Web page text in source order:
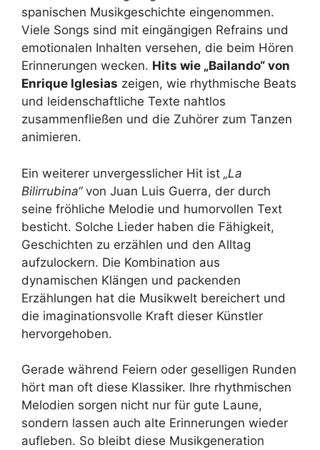
spanischen Musikgeschichte eingenommen.
Viele Songs sind mit eingängigen Refrains und
emotionalen Inhalten versehen, die beim Hören
Erinnerungen wecken. Hits wie „Bailando“ von
Enrique Iglesias zeigen, wie rhythmische Beats
und leidenschaftliche Texte nahtlos
zusammenfließen und die Zuhörer zum Tanzen
animieren.
Ein weiterer unvergesslicher Hit ist „La
Bilirrubina“von Juan Luis Guerra, der durch
seine fröhliche Melodie und humorvollen Text
besticht. Solche Lieder haben die Fähigkeit,
Geschichten zu erzählen und den Alltag
aufzulockern. Die Kombination aus
dynamischen Klängen und packenden
Erzählungen hat die Musikwelt bereichert und
die imaginationsvolle Kraft dieser Künstler
hervorgehoben.
Gerade während Feiern oder geselligen Runden
hört man oft diese Klassiker. Ihre rhythmischen
Melodien sorgen nicht nur für gute Laune,
sondern lassen auch alte Erinnerungen wieder
aufleben. So bleibt diese Musikgeneration